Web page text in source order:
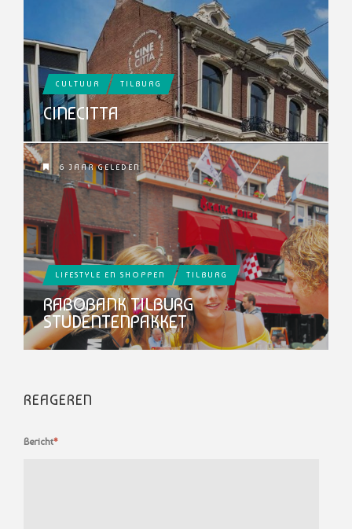
CULTUUR TILBURG
CINECITTA
6 JAAR GELEDEN
LIFESTYLE EN SHOPPEN TILBURG
RABOBANK TILBURG
STUDENTENPAKKET
REAGEREN
Bericht*